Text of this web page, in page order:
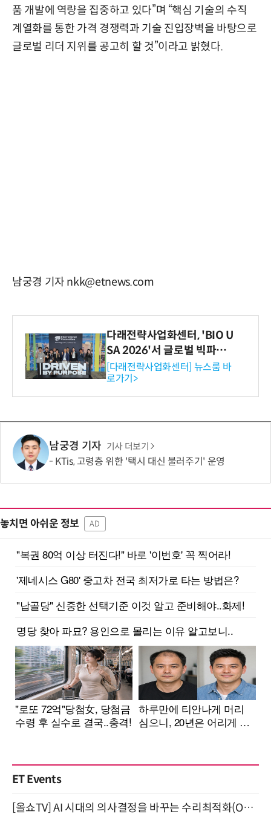
품 개발에 역량을 집중하고 있다”며 “핵심 기술의 수직
계열화를 통한 가격 경쟁력과 기술 진입장벽을 바탕으로
글로벌 리더 지위를 공고히 할 것”이라고 밝혔다.
남궁경 기자 nkk@etnews.com
다래전략사업화센터, 'BIO U
SA 2026'서 글로벌 빅파마
와의 비즈니스 미팅 지원…K
-바이오 해외 진출 교두보 확
보
[다래전략사업화센터] 뉴스룸 바
로가기>
남궁경 기자 기사 더보기
KTis, 고령층 위한 '택시 대신 불러주기' 운영
놓치면 아쉬운 정보 AD
ET Events
[올쇼TV] AI 시대의 의사결정을 바꾸는 수리최적화(Optimization) 소개 (8/20 생방송)